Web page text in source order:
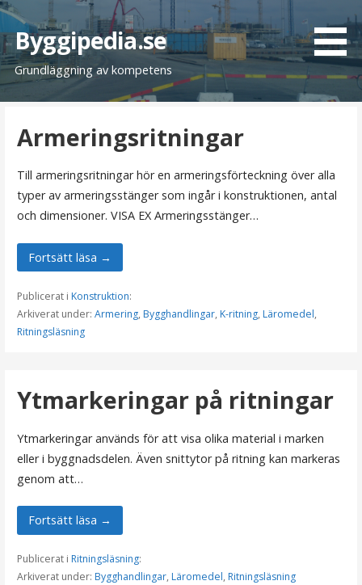
H
o
p
p
Byggipedia.se
Grundläggning av kompetens
Armeringsritningar
Till armeringsritningar hör en armeringsförteckning över alla
typer av armeringsstänger som ingår i konstruktionen, antal
och dimensioner. VISA EX Armeringsstänger…
Fortsätt läsa →
Publicerat i Konstruktion:
Arkiverat under: Armering, Bygghandlingar, K-ritning, Läromedel,
Ritningsläsning
Ytmarkeringar på ritningar
Ytmarkeringar används för att visa olika material i marken
eller i byggnadsdelen. Även snittytor på ritning kan markeras
genom att…
Fortsätt läsa →
Publicerat i Ritningsläsning:
Arkiverat under: Bygghandlingar, Läromedel, Ritningsläsning